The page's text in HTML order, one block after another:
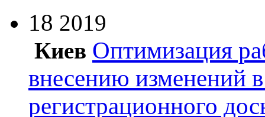
18 2019
Киев Оптимизация
внесению изменений
регистрационного